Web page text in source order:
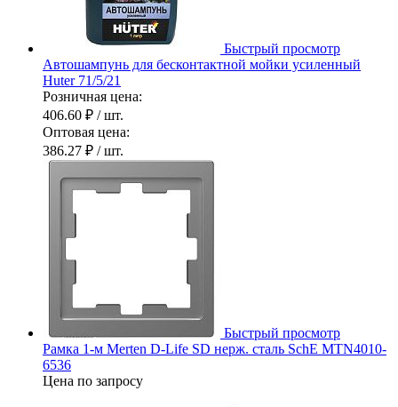
Быстрый просмотр
Автошампунь для бесконтактной мойки усиленный
Huter 71/5/21
Розничная цена:
406.60 ₽ / шт.
Оптовая цена:
386.27 ₽ / шт.
Быстрый просмотр
Рамка 1-м Merten D-Life SD нерж. сталь SchE MTN4010-
6536
Цена по запросу